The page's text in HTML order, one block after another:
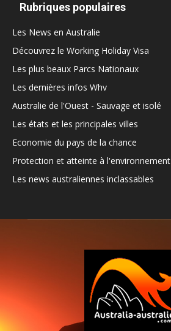
Rubriques populaires
Les News en Australie
Découvrez le Working Holiday Visa
Les plus beaux Parcs Nationaux
Les dernières infos Whv
Australie de l'Ouest - Sauvage et isolé
Les états et les principales villes
Economie du pays de la chance
Protection et atteinte à l'environnement
Les news australiennes inclassables